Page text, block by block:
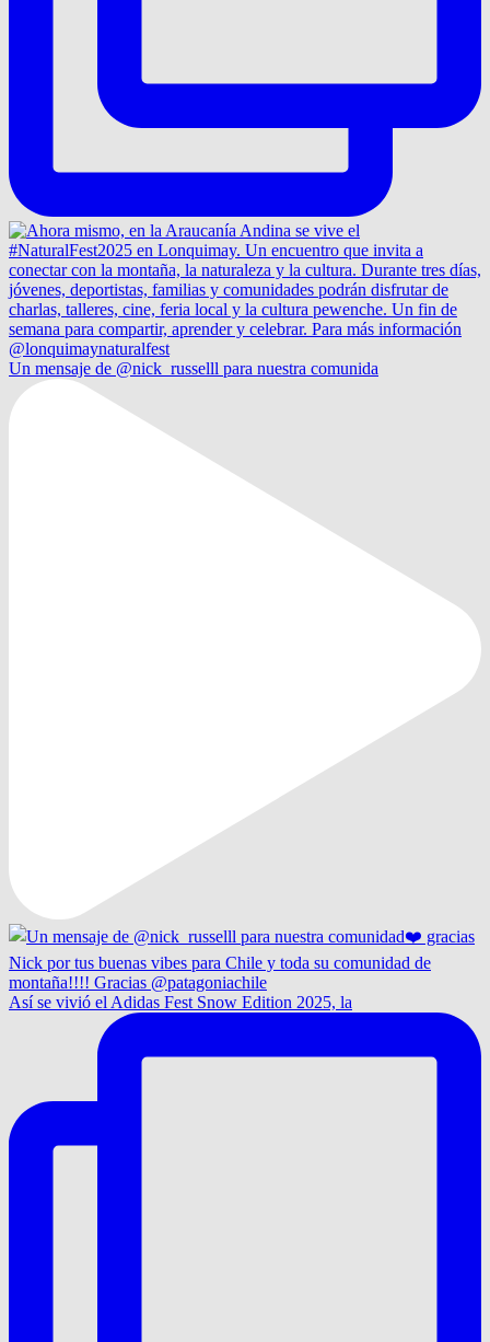
Un mensaje de @nick_russelll para nuestra comunida
Así se vivió el Adidas Fest Snow Edition 2025, la